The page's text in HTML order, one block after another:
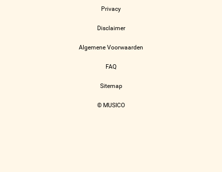
Privacy
Disclaimer
Algemene Voorwaarden
FAQ
Sitemap
© MUSICO